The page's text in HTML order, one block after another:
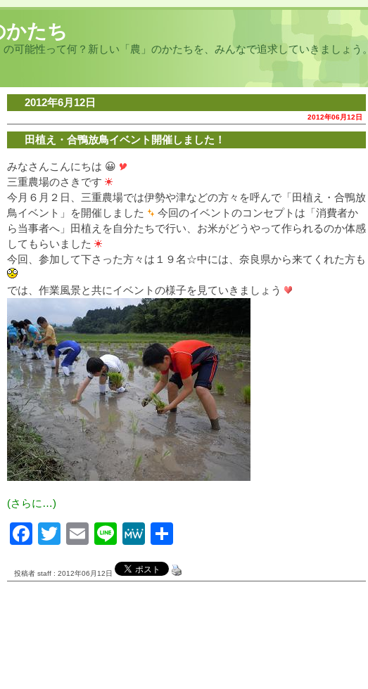
かたち
の可能性って何？新しい「農」のかたちを、みんなで追求していきましょう。
2012年6月12日
2012年06月12日
田植え・合鴨放鳥イベント開催しました！
みなさんこんにちは 😀
三重農場のさきです
今月６月２日、三重農場では伊勢や津などの方々を呼んで「田植え・合鴨放
鳥イベント」を開催しました
今回のイベントのコンセプトは「消費者か
ら当事者へ」田植えを自分たちで行い、お米がどうやって作られるのか体感
してもらいました
今回、参加して下さった方々は１９名☆中には、奈良県から来てくれた方も
では、作業風景と共にイベントの様子を見ていきましょう
(さらに…)
Facebook
Twitter
EmailLineMeWe
投稿者 staff : 2012年06月12日